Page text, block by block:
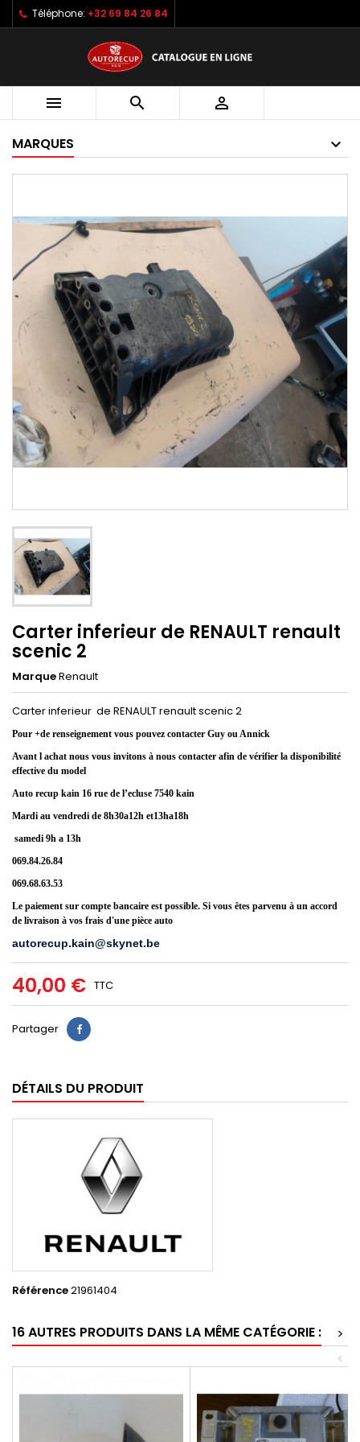
Téléphone: +32 69 84 26 84
  
MARQUES
Carter inferieur de RENAULT renault
scenic 2
MarqueRenault
Carter inferieur de RENAULT renault scenic 2
Pour +de renseignement vous pouvez contacter Guy ou Annick
Avant l achat nous vous invitons à nous contacter afin de vérifier la disponibilité
effective du model
Auto recup kain 16 rue de l’ecluse 7540 kain
Mardi au vendredi de 8h30a12h et13ha18h
samedi 9h a 13h
069.84.26.84
069.68.63.53
Le paiement sur compte bancaire est possible. Si vous êtes parvenu à un accord
de livraison à vos frais d'une pièce auto
autorecup.kain@skynet.be
40,00 € TTC
Partager
DÉTAILS DU PRODUIT
Référence21961404
16 AUTRES PRODUITS DANS LA MÊME CATÉGORIE :
>
<